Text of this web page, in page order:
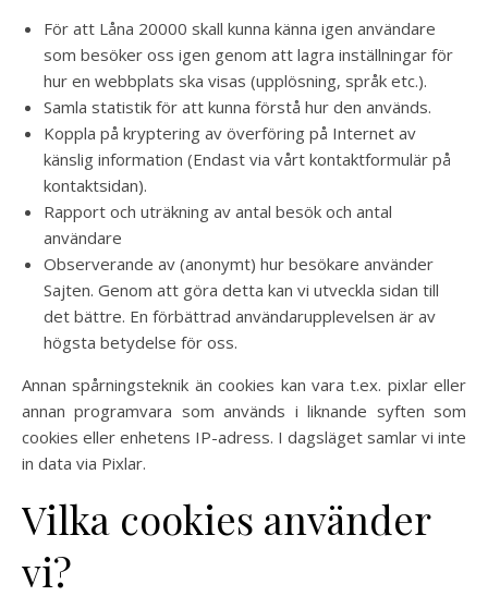
För att Låna 20000 skall kunna känna igen användare
som besöker oss igen genom att lagra inställningar för
hur en webbplats ska visas (upplösning, språk etc.).
Samla statistik för att kunna förstå hur den används.
Koppla på kryptering av överföring på Internet av
känslig information (Endast via vårt kontaktformulär på
kontaktsidan).
Rapport och uträkning av antal besök och antal
användare
Observerande av (anonymt) hur besökare använder
Sajten. Genom att göra detta kan vi utveckla sidan till
det bättre. En förbättrad användarupplevelsen är av
högsta betydelse för oss.
Annan spårningsteknik än cookies kan vara t.ex. pixlar eller
annan programvara som används i liknande syften som
cookies eller enhetens IP-adress. I dagsläget samlar vi inte
in data via Pixlar.
Vilka cookies använder
vi?